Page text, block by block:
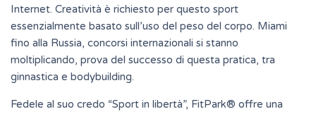
Internet. Creatività è richiesto per questo sport
essenzialmente basato sull’uso del peso del corpo. Miami
fino alla Russia, concorsi internazionali si stanno
moltiplicando, prova del successo di questa pratica, tra
ginnastica e bodybuilding.
Fedele al suo credo “Sport in libertà”, FitPark® offre una